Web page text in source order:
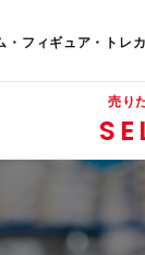
・フィギュア・トレ
売り